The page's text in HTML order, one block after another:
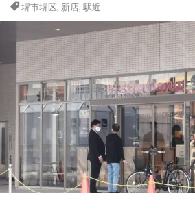
堺市堺区, 新店, 駅近